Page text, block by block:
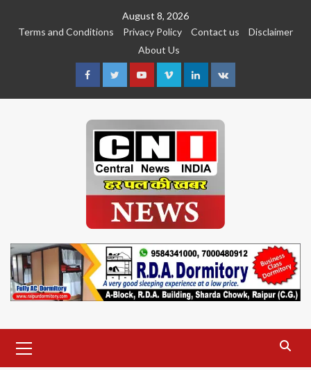
August 8, 2026
Terms and Conditions
Privacy Policy Contact us
Disclaimer
About Us
FacebookTwitterYoutubeVimeoLinkedin
VK
Menu